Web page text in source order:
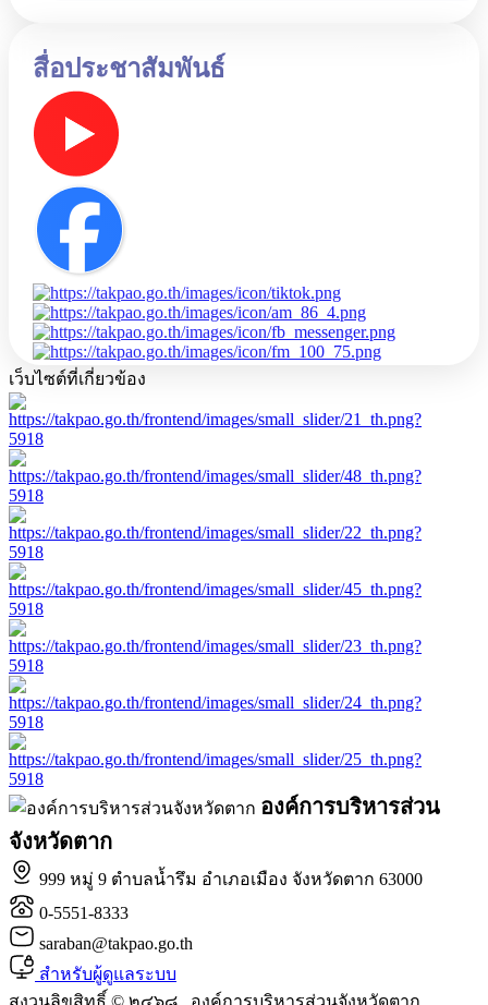
สื่อประชาสัมพันธ์
เว็บไซต์ที่เกี่ยวข้อง
องค์การบริหารส่วน
จังหวัดตาก
999 หมู่ 9 ตำบลน้ำรึม อำเภอเมือง จังหวัดตาก 63000
0-5551-8333
saraban@takpao.go.th
สำหรับผู้ดูแลระบบ
สงวนลิขสิทธิ์ © ๒๔๖๘ , องค์การบริหารส่วนจังหวัดตาก